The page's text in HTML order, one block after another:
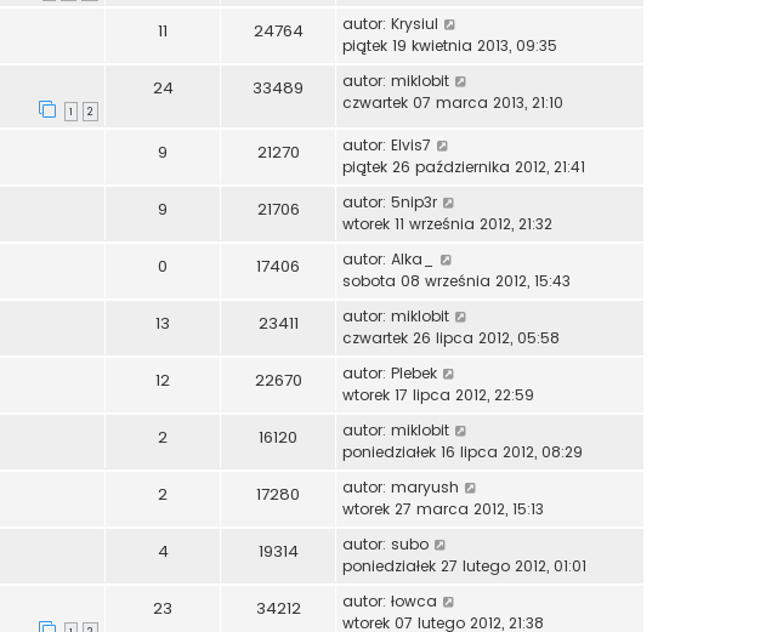
11 24764 autor: Krysiul
piątek 19 kwietnia 2013, 09:35
1 2
24 33489 autor: miklobit
czwartek 07 marca 2013, 21:10
9 21270 autor: Elvis7
piątek 26 października 2012, 21:41
9 21706 autor: 5nip3r
wtorek 11 września 2012, 21:32
0 17406 autor: Alka_
sobota 08 września 2012, 15:43
13 23411 autor: miklobit
czwartek 26 lipca 2012, 05:58
12 22670 autor: Plebek
wtorek 17 lipca 2012, 22:59
2 16120 autor: miklobit
poniedziałek 16 lipca 2012, 08:29
2 17280 autor: maryush
wtorek 27 marca 2012, 15:13
4 19314 autor: subo
poniedziałek 27 lutego 2012, 01:01
23 34212 autor: łowca
wtorek 07 lutego 2012, 21:38